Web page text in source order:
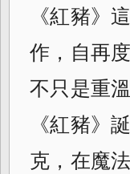
《紅豬》
作，自再
不只是重
《紅豬》
克，在魔